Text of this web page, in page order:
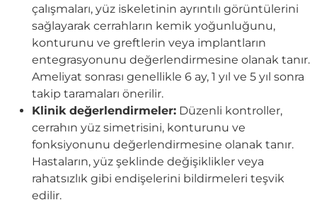
çalışmaları, yüz iskeletinin ayrıntılı görüntülerini
sağlayarak cerrahların kemik yoğunluğunu,
konturunu ve greftlerin veya implantların
entegrasyonunu değerlendirmesine olanak tanır.
Ameliyat sonrası genellikle 6 ay, 1 yıl ve 5 yıl sonra
takip taramaları önerilir.
Klinik değerlendirmeler: Düzenli kontroller,
cerrahın yüz simetrisini, konturunu ve
fonksiyonunu değerlendirmesine olanak tanır.
Hastaların, yüz şeklinde değişiklikler veya
rahatsızlık gibi endişelerini bildirmeleri teşvik
edilir.